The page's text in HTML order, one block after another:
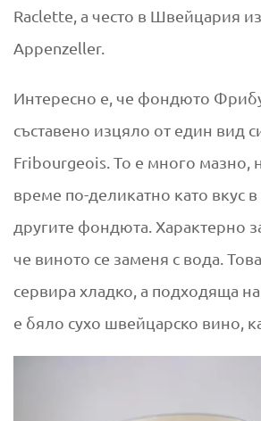
Raclette, а често в Швейцария
Appenzeller.
Интересно е, че фондюто
съставено изцяло от един вид
Fribourgeois. То е много мазно,
време по-деликатно като вкус
другите фондюта. Характерно
че виното се заменя с вода.
сервира хладко, а подходяща
е бяло сухо швейцарско вино,